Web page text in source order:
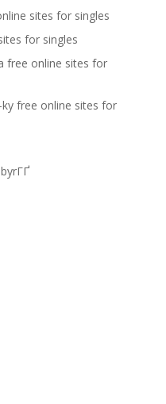
sites for singles
for singles
free online sites for
free online sites for